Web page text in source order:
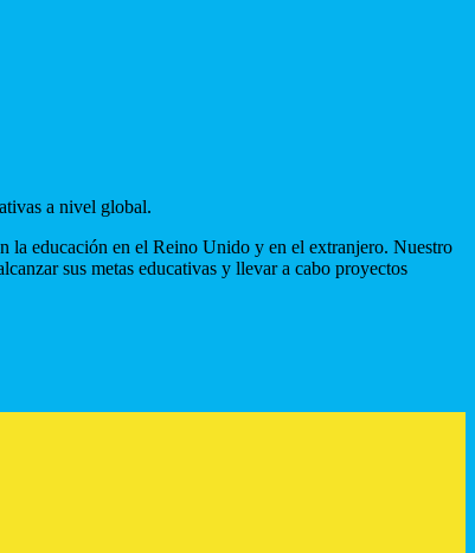
a nivel global.
la educación en el Reino Unido y en el extranjero. Nuestro
sus metas educativas y llevar a cabo proyectos